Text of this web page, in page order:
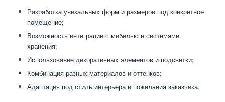
Разработка уникальных форм и размеров под конкретное
помещение;
Возможность интеграции с мебелью и системами
хранения;
Использование декоративных элементов и подсветки;
Комбинация разных материалов и оттенков;
Адаптация под стиль интерьера и пожелания заказчика.